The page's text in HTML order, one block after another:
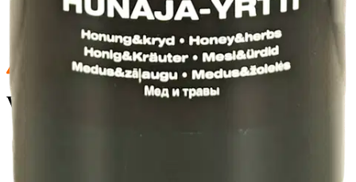
Nouto myymälästä ilman toimituskuluja.
Asiakasomistajalle Bonusta jopa 5 %.*
Verkkokauppa